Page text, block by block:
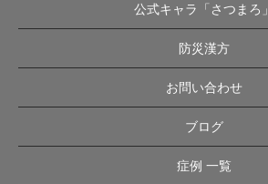
公式キャラ「さつまろ」
防災漢方
お問い合わせ
ブログ
症例 一覧